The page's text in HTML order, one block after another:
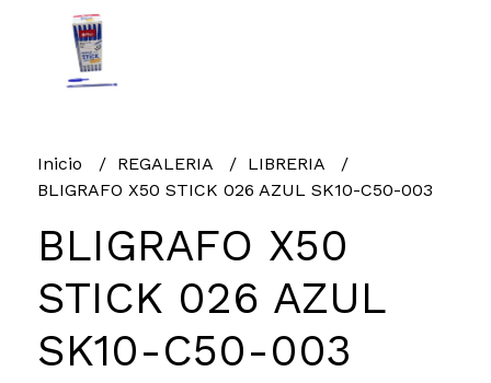
Inicio REGALERIA
LIBRERIA
BLIGRAFO X50 STICK 026 AZUL SK10-C50-003
BLIGRAFO X50
STICK 026 AZUL
SK10-C50-003